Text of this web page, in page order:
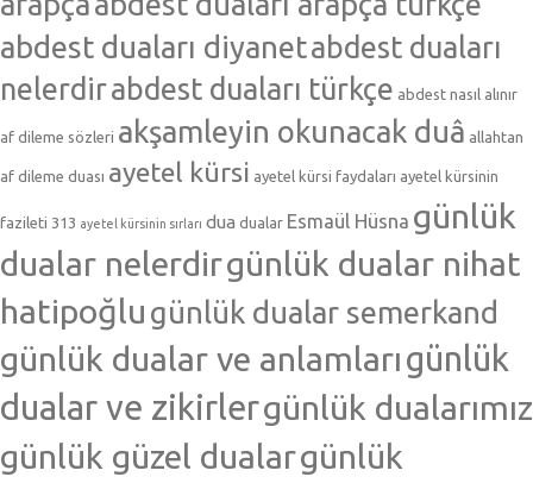
abdest duaları diyanetabdest duaları
nelerdirabdest duaları türkçe abdest nasıl alınır
af dileme sözleri akşamleyin okunacak duâ allahtan
af dileme duası ayetel kürsi ayetel kürsi faydaları ayetel kürsinin
fazileti 313 ayetel kürsinin sırları dua dualar Esmaül Hüsna günlük
dualar nelerdirgünlük dualar nihat
hatipoğlu günlük dualar semerkand
günlük dualar ve anlamlarıgünlük
dualar ve zikirlergünlük dualarımız
günlük güzel dualargünlük